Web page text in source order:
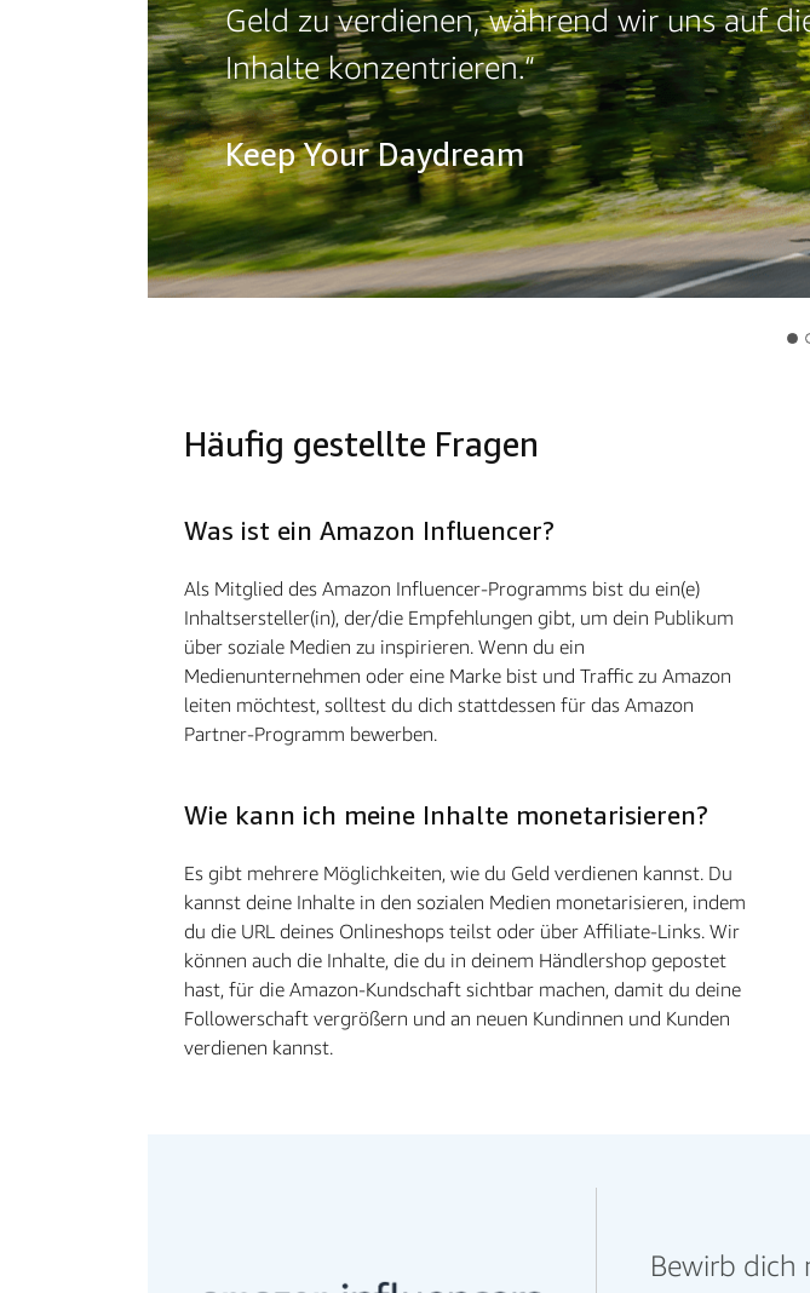
Geld zu verdienen, während wir uns auf
Inhalte konzentrieren.“
Keep Your Daydream
Häufig gestellte Fragen
Was ist ein Amazon Influencer?
Als Mitglied des Amazon Influencer-Programms bist du ein(e)
Inhaltsersteller(in), der/die Empfehlungen gibt, um dein Publikum
über soziale Medien zu inspirieren. Wenn du ein
Medienunternehmen oder eine Marke bist und Traffic zu Amazon
leiten möchtest, solltest du dich stattdessen für das Amazon
Partner-Programm bewerben.
Wie kann ich meine Inhalte monetarisieren?
Es gibt mehrere Möglichkeiten, wie du Geld verdienen kannst. Du
kannst deine Inhalte in den sozialen Medien monetarisieren, indem
du die URL deines Onlineshops teilst oder über Affiliate-Links. Wir
können auch die Inhalte, die du in deinem Händlershop gepostet
hast, für die Amazon-Kundschaft sichtbar machen, damit du deine
Followerschaft vergrößern und an neuen Kundinnen und Kunden
verdienen kannst.
Bewirb dich